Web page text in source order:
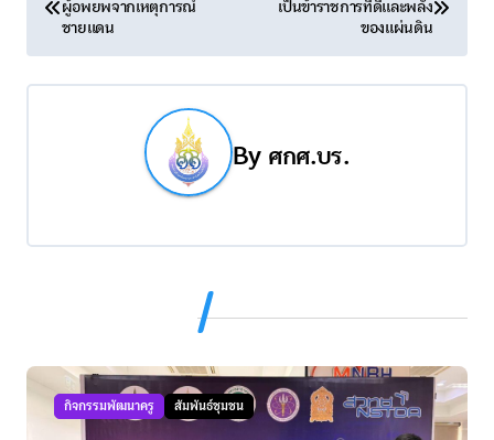
เ
ผู้อพยพจากเหตุการณ์
ชายแดน
เป็นข้าราชการที่ดีและพลัง
ของแผ่นดิน
By ศกศ.บร.
กิจกรรมพัฒนาครู สัมพันธ์ชุมชน